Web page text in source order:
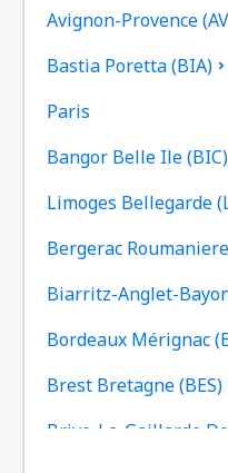
Avignon-Provence
Bastia Poretta (BIA)
Paris
Bangor Belle Ile (BIC)
Limoges Bellegarde
Bergerac Roumaniere
Biarritz-Anglet-
Bordeaux Mérignac
Brest Bretagne (BES)
Brive-La-Gaillarde